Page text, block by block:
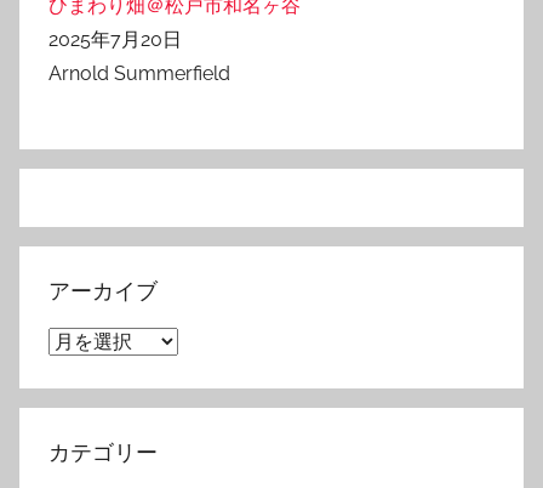
ひまわり畑＠松戸市和名ヶ谷
2025年7月20日
Arnold Summerfield
アーカイブ
ア
カ
イ
カテゴリー